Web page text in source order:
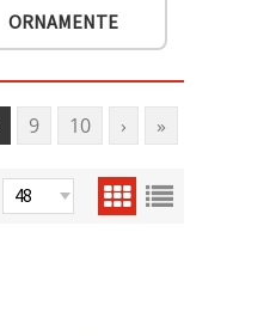
ORNAMENTE
9 10 › »